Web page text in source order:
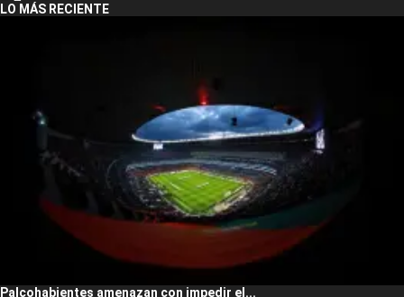
LO MÁS RECIENTE
Palcohabientes amenazan con impedir el...